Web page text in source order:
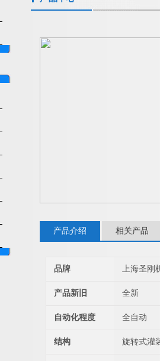
产品介绍 相关产品
品牌 上海圣刚
产品新旧 全新
自动化程度 全自动
结构 旋转式灌